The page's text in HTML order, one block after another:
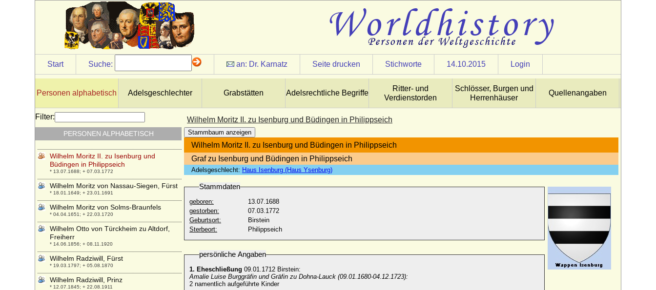
Start Suche: an: Dr. Karnatz Seite drucken Stichworte 14.10.2015 Login
Personen alphabetisch Adelsgeschlechter Grabstätten Adelsrechtliche Begriffe
Ritter- und
Verdienstorden
Schlösser, Burgen und
Herrenhäuser
Quellenangaben
Wilhelm Moritz II. zu Isenburg und Büdingen in Philippseich
Stammbaum anzeigen
Wilhelm Moritz II. zu Isenburg und Büdingen in Philippseich
Graf zu Isenburg und Büdingen in Philippseich
Adelsgeschlecht: Haus Isenburg (Haus Ysenburg)
Stammdaten
geboren:
13.07.1688
gestorben:
07.03.1772
Geburtsort:
Birstein
Sterbeort:
Philippseich
persönliche Angaben
1. Eheschließung 09.01.1712 Birstein:
Amalie Luise Burggräfin und Gräfin zu Dohna-Lauck (09.01.1680-04.12.1723):
2 namentlich aufgeführte Kinder
Filter:
PERSONEN ALPHABETISCH
Wilhelm Ludwig von Schwerin
* 17.06.1801; + 27.10.1865
Wilhelm Ludwig von Württemberg, Herzog
* 07.01.1647; + 23.06.1677
Wilhelm Magnus von Brünneck,
Generalfeldmarschall
* 01.08.1783; + 26.09.1854
Finckenstein, Reichsgraf
* 26.09.1777; + 27.01.1843
Wilhelm Moritz I. zu Isenburg-Birstein
* 03.08.1657; + 08.03.1711
Wilhelm Moritz II. zu Isenburg und
Büdingen in Philippseich
* 13.07.1688; + 07.03.1772
Wilhelm Moritz von Nassau-Siegen, Fürst
* 18.01.1649; + 23.01.1691
Wilhelm Moritz von Solms-Braunfels
* 04.04.1651; + 22.03.1720
Wilhelm Otto von Türckheim zu Altdorf,
Freiherr
* 14.06.1856; + 08.11.1920
Wilhelm Radziwill, Fürst
* 19.03.1797; + 05.08.1870
Wilhelm Radziwill, Prinz
* 12.07.1845; + 22.08.1911